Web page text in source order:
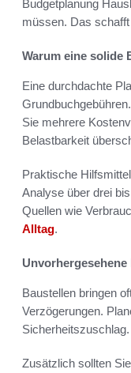
Budgetplanung
müssen. Das
Warum eine solide
Eine durchdachte
Sie mehrere
Belastbarkeit
Praktische
Analyse über drei
Quellen wie
Alltag.
Baustellen bringen
Verzögerungen.
Sicherheitszuschlag.
Zusätzlich sollten